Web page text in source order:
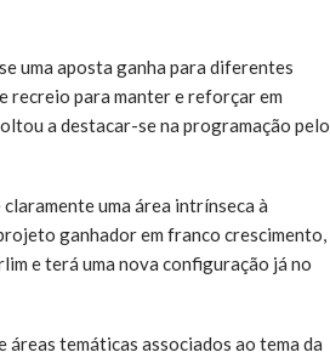
uma aposta ganha para diferentes
recreio para manter e reforçar em
a destacar-se na programação pelo
uma área intrínseca à
ganhador em franco crescimento,
e terá uma nova configuração já no
temáticas associados ao tema da